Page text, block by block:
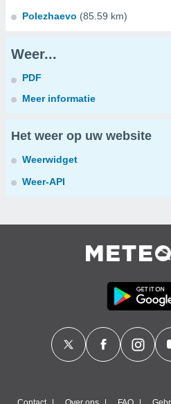
Polezhaevo (85.59 km)
Weer...
PDF
Meer informatie
Het weer op uw website
Weerwidget
Weer-API